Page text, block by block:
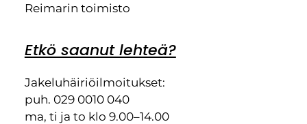
Reimarin toimisto
Etkö saanut lehteä?
Jakeluhäiriöilmoitukset:
puh. 029 0010 040
ma, ti ja to klo 9.00–14.00